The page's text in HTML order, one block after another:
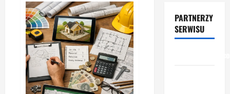
Jak
przygotować
stolarnię
do
pracy
z
materiałami
premium
PARTNERZY
SERWISU